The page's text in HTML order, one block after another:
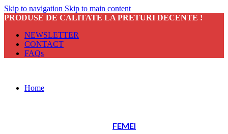
Skip to navigation Skip to main content
PRODUSE DE CALITATE LA PRETURI DECENTE !
NEWSLETTER
CONTACT
FAQs
Home
FEMEI